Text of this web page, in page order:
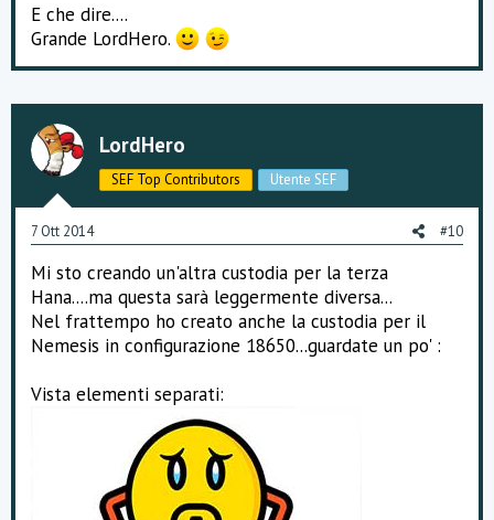
E che dire....
Grande LordHero.
LordHero
SEF Top Contributors Utente SEF
7 Ott 2014 #10
Mi sto creando un'altra custodia per la terza
Hana....ma questa sarà leggermente diversa...
Nel frattempo ho creato anche la custodia per il
Nemesis in configurazione 18650...guardate un po' :
Vista elementi separati: